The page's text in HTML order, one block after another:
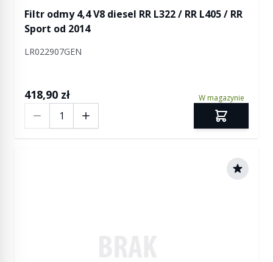
Filtr odmy 4,4 V8 diesel RR L322 / RR L405 / RR
Sport od 2014
LR022907GEN
418,90 zł W magazynie